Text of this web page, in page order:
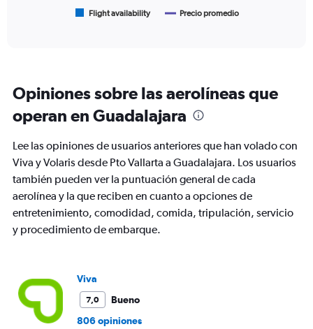
6
The
has
2
axes
displaying
Avg.
Price
flights.
Flight availability Precio promedio
Opiniones sobre las aerolíneas que
operan en Guadalajara
Lee las opiniones de usuarios anteriores que han volado con
Viva y Volaris desde Pto Vallarta a Guadalajara. Los usuarios
también pueden ver la puntuación general de cada
aerolínea y la que reciben en cuanto a opciones de
entretenimiento, comodidad, comida, tripulación, servicio
y procedimiento de embarque.
Viva
7,0
Bueno
806 opiniones